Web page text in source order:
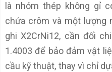
là nhóm thép không gỉ
chứa crôm và một lượng
ghi X2CrNi12, cần đối
1.4003 để bảo đảm vật
cầu kỹ thuật, thay vì chỉ